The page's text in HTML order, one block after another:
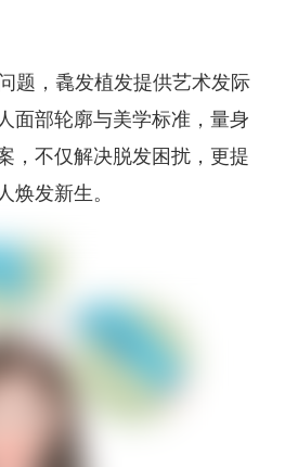
题，毳发植发提供艺术发际
面部轮廓与美学标准，量身
，不仅解决脱发困扰，更提
焕发新生。